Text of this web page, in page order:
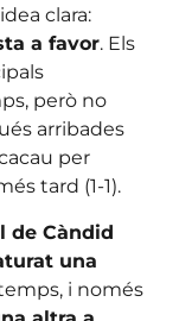
clara:
a favor. Els
però no
arribades
per
tard (1-1).
de Càndid
una
i només